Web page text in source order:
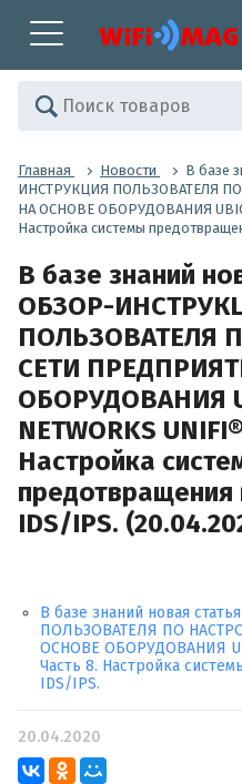
Главная Новости
В базе
ИНСТРУКЦИЯ ПОЛЬЗОВАТЕЛЯ
НА ОСНОВЕ ОБОРУДОВАНИЯ
Настройка системы
В базе знаний
ОБЗОР-
ПОЛЬЗОВАТЕЛЯ
СЕТИ
ОБОРУДОВАНИЯ
NETWORKS
Настройка
предотвращения
IDS/IPS.
В базе знаний новая
ПОЛЬЗОВАТЕЛЯ ПО
ОСНОВЕ ОБОРУДОВАНИЯ
Часть 8. Настройка
IDS/IPS.
20.04.2020